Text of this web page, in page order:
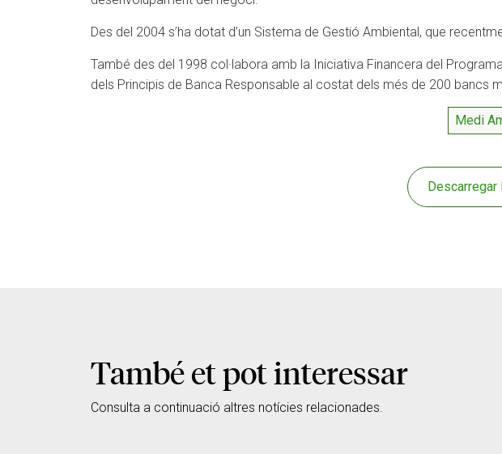
Des del 2004 s’ha dotat d’un Sistema de Gestió Ambiental, que
També des del 1998 col·labora amb la Iniciativa Financera del
dels Principis de Banca Responsable al costat dels més de 200 bancs
Medi
Descarregar
També et pot interessar
Consulta a continuació altres notícies relacionades.